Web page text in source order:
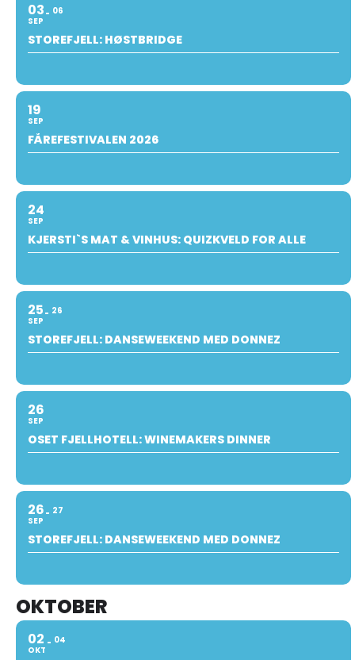
03
SEP
06
STOREFJELL: HØSTBRIDGE
19
SEP
FÅREFESTIVALEN 2026
24
SEP
KJERSTI`S MAT & VINHUS: QUIZKVELD FOR ALLE
25
SEP
26
STOREFJELL: DANSEWEEKEND MED DONNEZ
26
SEP
OSET FJELLHOTELL: WINEMAKERS DINNER
26
SEP
27
STOREFJELL: DANSEWEEKEND MED DONNEZ
OKTOBER
02
OKT
04